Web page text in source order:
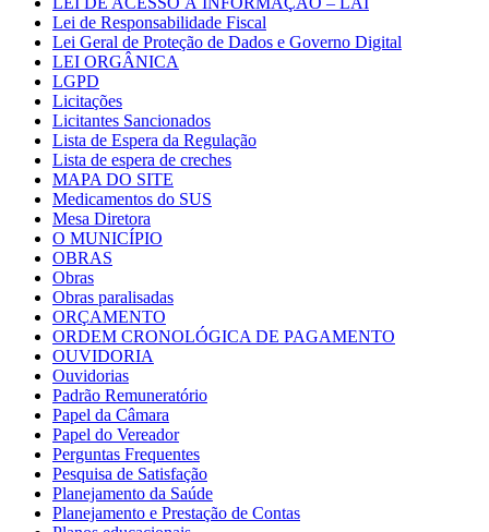
Lei de Responsabilidade Fiscal
Lei Geral de Proteção de Dados e Governo Digital
LEI ORGÂNICA
LGPD
Licitações
Licitantes Sancionados
Lista de Espera da Regulação
Lista de espera de creches
MAPA DO SITE
Medicamentos do SUS
Mesa Diretora
O MUNICÍPIO
OBRAS
Obras
Obras paralisadas
ORÇAMENTO
ORDEM CRONOLÓGICA DE PAGAMENTO
OUVIDORIA
Ouvidorias
Padrão Remuneratório
Papel da Câmara
Papel do Vereador
Perguntas Frequentes
Pesquisa de Satisfação
Planejamento da Saúde
Planejamento e Prestação de Contas